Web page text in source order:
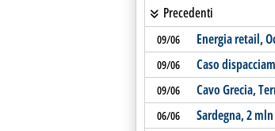
Precedenti
09/06 Energia retail,
09/06 Caso
09/06 Cavo Grecia,
06/06 Sardegna, 2